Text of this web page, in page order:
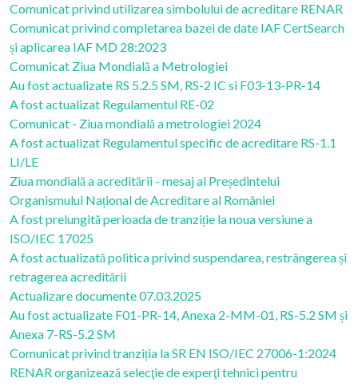
Comunicat privind utilizarea simbolului de acreditare RENAR
Comunicat privind completarea bazei de date IAF CertSearch
și aplicarea IAF MD 28:2023
Comunicat Ziua Mondială a Metrologiei
Au fost actualizate RS 5.2.5 SM, RS-2 IC si F03-13-PR-14
A fost actualizat Regulamentul RE-02
Comunicat - Ziua mondială a metrologiei 2024
A fost actualizat Regulamentul specific de acreditare RS-1.1
LI/LE
Ziua mondială a acreditării - mesaj al Președintelui
Organismului Național de Acreditare al României
A fost prelungită perioada de tranziție la noua versiune a
ISO/IEC 17025
A fost actualizată politica privind suspendarea, restrângerea și
retragerea acreditării
Actualizare documente 07.03.2025
Au fost actualizate F01-PR-14, Anexa 2-MM-01, RS-5.2 SM și
Anexa 7-RS-5.2 SM
Comunicat privind tranziția la SR EN ISO/IEC 27006-1:2024
RENAR organizează selecţie de experţi tehnici pentru